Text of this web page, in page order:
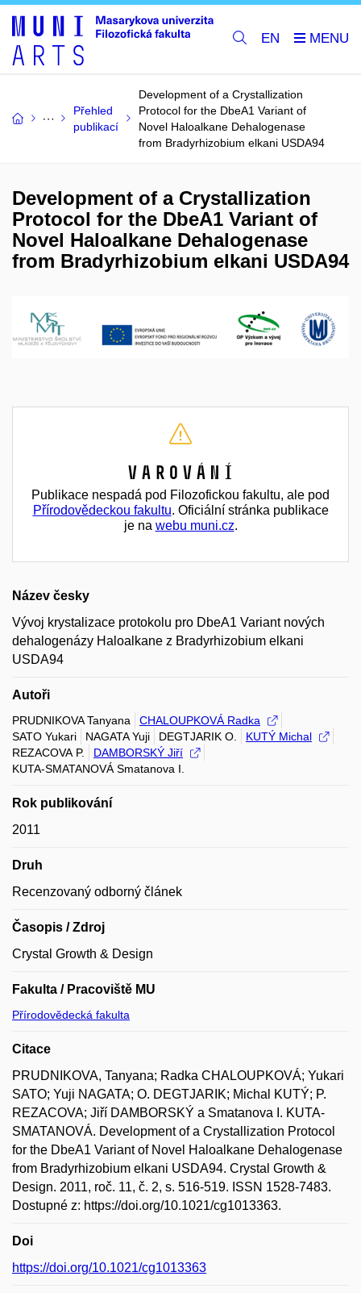
EN
Přehled
publikací
Development of a Crystallization
Protocol for the DbeA1 Variant of
Novel Haloalkane Dehalogenase
from Bradyrhizobium elkani USDA94
Development of a Crystallization
Protocol for the DbeA1 Variant of
Novel Haloalkane Dehalogenase
from Bradyrhizobium elkani USDA94
Varování
Publikace nespadá pod Filozofickou fakultu, ale pod
Přírodovědeckou fakultu. Oficiální stránka publikace
je na webu muni.cz.
Název česky
Vývoj krystalizace protokolu pro DbeA1 Variant nových
dehalogenázy Haloalkane z Bradyrhizobium elkani
USDA94
Autoři
PRUDNIKOVA Tanyana
CHALOUPKOVÁ Radka
SATO Yukari
NAGATA Yuji DEGTJARIK O.
KUTÝ Michal
REZACOVA P.
DAMBORSKÝ Jiří
KUTA-SMATANOVÁ Smatanova I.
Rok publikování
2011
Druh
Recenzovaný odborný článek
Časopis / Zdroj
Crystal Growth & Design
Fakulta / Pracoviště MU
Přírodovědecká fakulta
Citace
PRUDNIKOVA, Tanyana; Radka CHALOUPKOVÁ; Yukari
SATO; Yuji NAGATA; O. DEGTJARIK; Michal KUTÝ; P.
REZACOVA; Jiří DAMBORSKÝ a Smatanova I. KUTA-
SMATANOVÁ. Development of a Crystallization Protocol
for the DbeA1 Variant of Novel Haloalkane Dehalogenase
from Bradyrhizobium elkani USDA94. Crystal Growth &
Design. 2011, roč. 11, č. 2, s. 516-519. ISSN 1528-7483.
Dostupné z: https://doi.org/10.1021/cg1013363.
Doi
https://doi.org/10.1021/cg1013363